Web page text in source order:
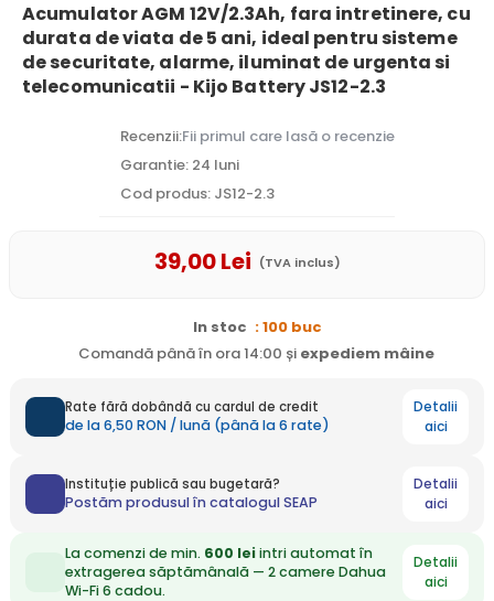
Acumulator AGM 12V/2.3Ah, fara intretinere, cu
durata de viata de 5 ani, ideal pentru sisteme
de securitate, alarme, iluminat de urgenta si
telecomunicatii - Kijo Battery JS12-2.3
Recenzii:Fii primul care lasă o recenzie
Garantie: 24 luni
Cod produs: JS12-2.3
39,00Lei (TVA inclus)
In stoc : 100 buc
Comandă până în ora 14:00 și expediem mâine
Rate fără dobândă cu cardul de credit
de la 6,50 RON / lună (până la 6 rate)
Detalii
aici
Instituție publică sau bugetară?
Postăm produsul în catalogul SEAP
Detalii
aici
La comenzi de min. 600 leiintri automat în
extragerea săptămânală — 2 camere Dahua
Wi-Fi 6 cadou.
Detalii
aici